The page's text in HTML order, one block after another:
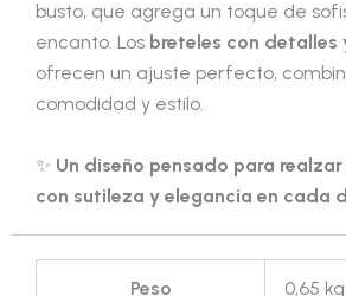
busto, que agrega un toque de
encanto. Los breteles con detalles
ofrecen un ajuste perfecto,
comodidad y estilo.
✨ Un diseño pensado para
con sutileza y elegancia en cada
Peso 0,65 kg